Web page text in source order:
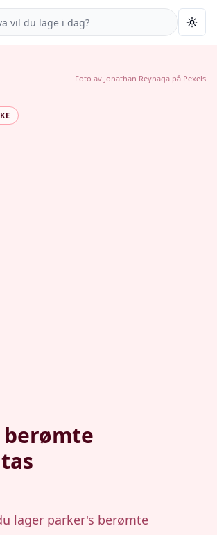
lager parker's berømte
Foto av Jonathan Reynaga på Pexels